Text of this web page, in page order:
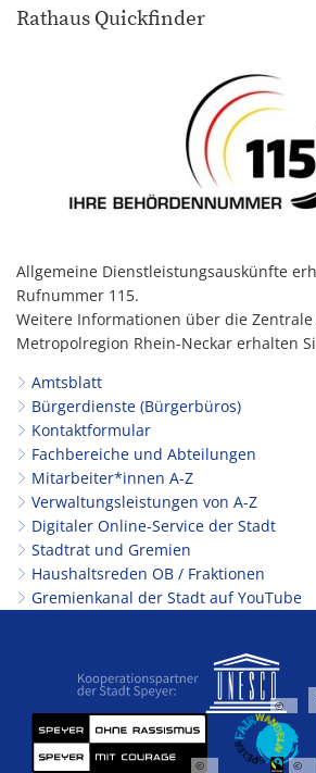
Rathaus Quickfinder
Allgemeine Dienstleistungsauskünfte
Rufnummer 115.
Weitere Informationen über die
Metropolregion Rhein-Neckar erhalten
Amtsblatt
Bürgerdienste (Bürgerbüros)
Kontaktformular
Fachbereiche und Abteilungen
Mitarbeiter*innen A-Z
Verwaltungsleistungen von A-Z
Digitaler Online-Service der Stadt
Stadtrat und Gremien
Haushaltsreden OB / Fraktionen
Gremienkanal der Stadt auf YouTube
©
© ©